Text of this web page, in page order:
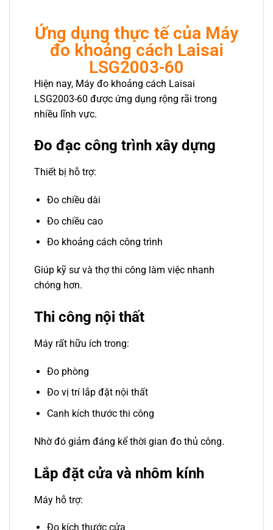
Ứng dụng thực tế của Máy
đo khoảng cách Laisai
LSG2003-60
Hiện nay, Máy đo khoảng cách Laisai
LSG2003-60 được ứng dụng rộng rãi trong
nhiều lĩnh vực.
Đo đạc công trình xây dựng
Thiết bị hỗ trợ:
Đo chiều dài
Đo chiều cao
Đo khoảng cách công trình
Giúp kỹ sư và thợ thi công làm việc nhanh
chóng hơn.
Thi công nội thất
Máy rất hữu ích trong:
Đo phòng
Đo vị trí lắp đặt nội thất
Canh kích thước thi công
Nhờ đó giảm đáng kể thời gian đo thủ công.
Lắp đặt cửa và nhôm kính
Máy hỗ trợ:
Đo kích thước cửa